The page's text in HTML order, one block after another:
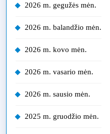
2026 m. gegužės mėn.
2026 m. balandžio mėn.
2026 m. kovo mėn.
2026 m. vasario mėn.
2026 m. sausio mėn.
2025 m. gruodžio mėn.